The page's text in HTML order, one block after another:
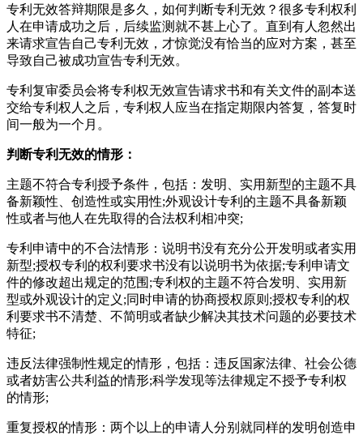
专利无效答辩期限是多久，如何判断专利无效？很多专利权利
人在申请成功之后，后续监测就不甚上心了。直到有人忽然出
来请求宣告自己专利无效，才惊觉没有恰当的应对方案，甚至
导致自己被成功宣告专利无效。
专利复审委员会将专利权无效宣告请求书和有关文件的副本送
交给专利权人之后，专利权人应当在指定期限内答复，答复时
间一般为一个月。
判断专利无效的情形：
主题不符合专利授予条件，包括：发明、实用新型的主题不具
备新颖性、创造性或实用性;外观设计专利的主题不具备新颖
性或者与他人在先取得的合法权利相冲突;
专利申请中的不合法情形：说明书没有充分公开发明或者实用
新型;授权专利的权利要求书没有以说明书为依据;专利申请文
件的修改超出规定的范围;专利权的主题不符合发明、实用新
型或外观设计的定义;同时申请的协商授权原则;授权专利的权
利要求书不清楚、不简明或者缺少解决其技术问题的必要技术
特征;
违反法律强制性规定的情形，包括：违反国家法律、社会公德
或者妨害公共利益的情形;科学发现等法律规定不授予专利权
的情形;
重复授权的情形：两个以上的申请人分别就同样的发明创造申